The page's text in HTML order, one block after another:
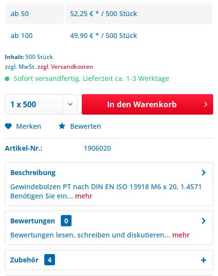
ab 50 52,25 € * / 500 Stück
ab 100 49,90 € * / 500 Stück
Inhalt:500 Stück
zzgl. MwSt.zzgl. Versandkosten
Sofort versandfertig, Lieferzeit ca. 1-3 Werktage
In den Warenkorb
Merken Bewerten
Artikel-Nr.: 1906020
Beschreibung
Gewindebolzen PT nach DIN EN ISO 13918 M6 x 20, 1.4571
Benötigen Sie ein... mehr
Bewertungen
0
Bewertungen lesen, schreiben und diskutieren... mehr
Zubehör 4